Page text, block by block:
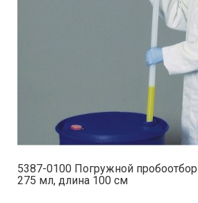
5387-0100 Погружной
275 мл, длина 100 см